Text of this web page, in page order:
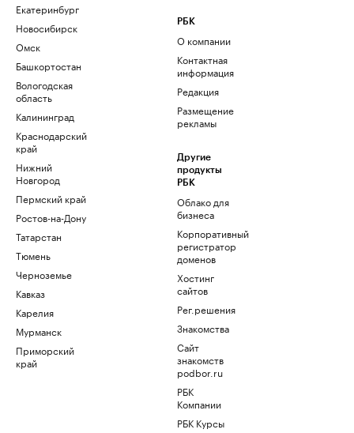
Екатеринбург
Новосибирск
Омск
Башкортостан
Вологодская
область
Калининград
Краснодарский
край
Нижний
Новгород
Пермский край
Ростов-на-Дону
Татарстан
Тюмень
Черноземье
Кавказ
Карелия
Мурманск
Приморский
край
РБК
О компании
Контактная
информация
Редакция
Размещение
рекламы
Другие
продукты
РБК
Облако для
бизнеса
Корпоративный
регистратор
доменов
Хостинг
сайтов
Рег.решения
Знакомства
Сайт
знакомств
podbor.ru
РБК
Компании
РБК Курсы